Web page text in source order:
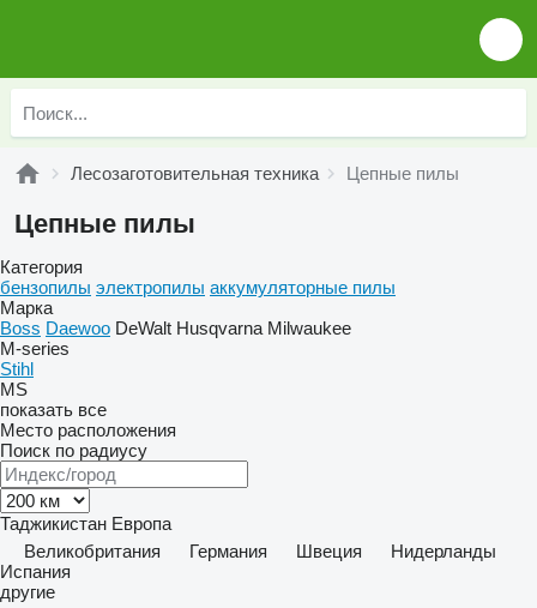
Лесозаготовительная техника Цепные пилы
Цепные пилы
Категория
бензопилы электропилы аккумуляторные пилы
Марка
Boss Daewoo DeWalt Husqvarna Milwaukee
M-series
Stihl
MS
показать все
Место расположения
Поиск по радиусу
Таджикистан Европа
Великобритания
Германия Швеция
Нидерланды
Испания
другие